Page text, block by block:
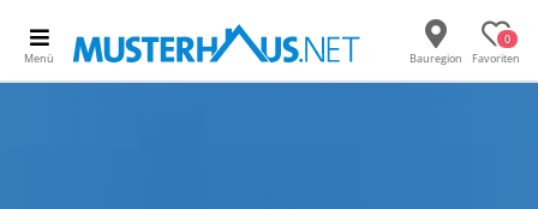
Menü Bauregion
0
Favoriten